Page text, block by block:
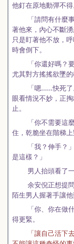
他釘在原地動彈不得
「請問有什麼
著他來，內心不斷
只是盯著他不放，
時會倒下。
「你還好嗎？
尤其對方搖搖欲墜
「嗯……快死
眼看情況不妙，正
止。
「你不需要這
住，乾脆坐在階梯上
「我？伸手？
是這樣？」
男人抬頭看了
余安倪正想提
陌生男人握著手讓他
「你、你在做
得更緊。
「讓自己活下